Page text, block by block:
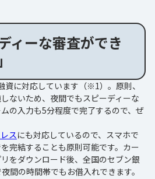
ィーな審査ができ
資に対応しています（※1）。原則、
ないため、夜間でもスピーディーな
の入力も5分程度で完了するので、ぜ
スにも対応しているので、スマホで
完結することも原則可能です。カー
をダウンロード後、全国のセブン銀
間の時間帯でもお借入れできます。